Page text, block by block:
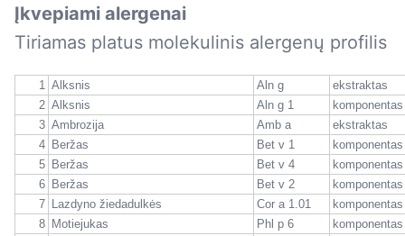
Įkvepiami alergenai
Tiriamas platus molekulinis alergenų profilis
1 Alksnis Aln g
ekstraktas
2 Alksnis Aln g 1
komponentas
3 Ambrozija Amb a
ekstraktas
4 Beržas Bet v 1
komponentas
5 Beržas Bet v 4
komponentas
6 Beržas Bet v 2
komponentas
7 Lazdyno žiedadulkės Cor a 1.01
komponentas
8 Motiejukas Phl p 6
komponentas